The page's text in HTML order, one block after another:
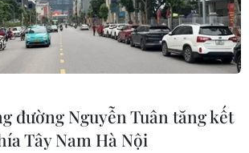
Xem thêm
đường Nguyễn Tuân tăng kết
Tây Nam Hà Nội